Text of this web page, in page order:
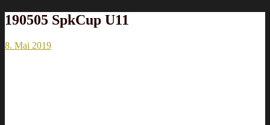
190505 SpkCup U11
8. Mai 2019